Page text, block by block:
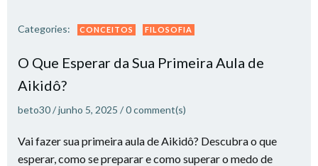
Categories: CONCEITOS FILOSOFIA
O Que Esperar da Sua Primeira Aula de
Aikidô?
beto30/junho 5, 2025 /0comment(s)
Vai fazer sua primeira aula de Aikidô? Descubra o que
esperar, como se preparar e como superar o medo de